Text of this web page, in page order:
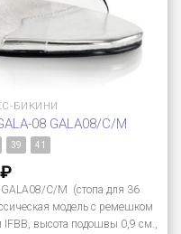
БИКИНИ
08 GALA08/C/M
39 41
₽
C/M (стопа для 36
модель с ремешком
IFBB, высота подошвы 0,9 см.,